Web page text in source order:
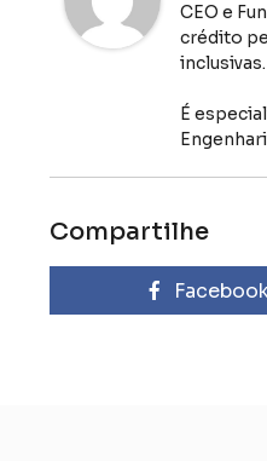
CEO e
crédito
inclusivas.
É
Compartilhe